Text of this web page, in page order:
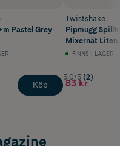
Pastel Grey
Köp
Twistshake
Pipmugg
Mixernät Liten
FINNS I LAGER
5.0/5 (2)
83 kr